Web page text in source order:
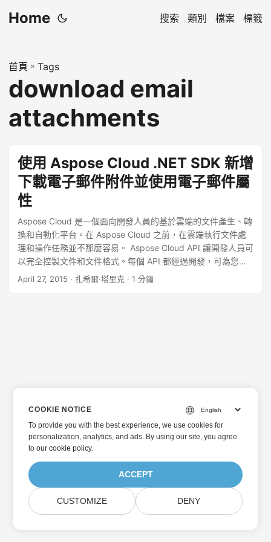
Home 搜索 類別 檔案 標籤
首頁 » Tags
download email
attachments
使用 Aspose Cloud .NET SDK 新增
下載電子郵件附件並使用電子郵件屬
性
Aspose Cloud 是一個面向開發人員的基於雲端的文件產生、轉
換和自動化平台。在 Aspose Cloud 之前，在雲端執行文件處
理和操作任務並不那麼容易。 Aspose Cloud API 讓開發人員可
以完全控製文件和文件格式。每個 API 都經過開發，可為您提
供多種雲端文件處理功能。 Aspose Cloud 的 REST API 獨立
寄件者、收件者、訊息傳送日期和訊息詳細資訊)。它還支援在
EML、MSG 和 MHT 格式之間來回轉換訊息。使用
Aspose.Email Cloud，還可以存取訊息和下載電子郵件附件，
然後將其儲存到本機磁碟。強大的 API 可以幫助開發人員在使
用雲端電子郵件進行程式設計時節省時間和精力。 Aspose
Cloud .NET SDK 中的電子郵件功能 我們已實現以下功能來處
理電子郵件： 將電子郵件轉換為其他格式 – 此功能可讓您在應
用程式中使用 Aspose.Email Cloud API 將電子郵件轉換為其他
格式。 新增電子郵件 – 此功能可讓您在應用程式中使用
April 27, 2015 · 扎希爾·塔里克 · 1 分鐘
COOKIE NOTICE
To provide you with the best experience, we use cookies for
personalization, analytics, and ads. By using our site, you agree
toour cookie policy.
ACCEPT
CUSTOMIZE DENY